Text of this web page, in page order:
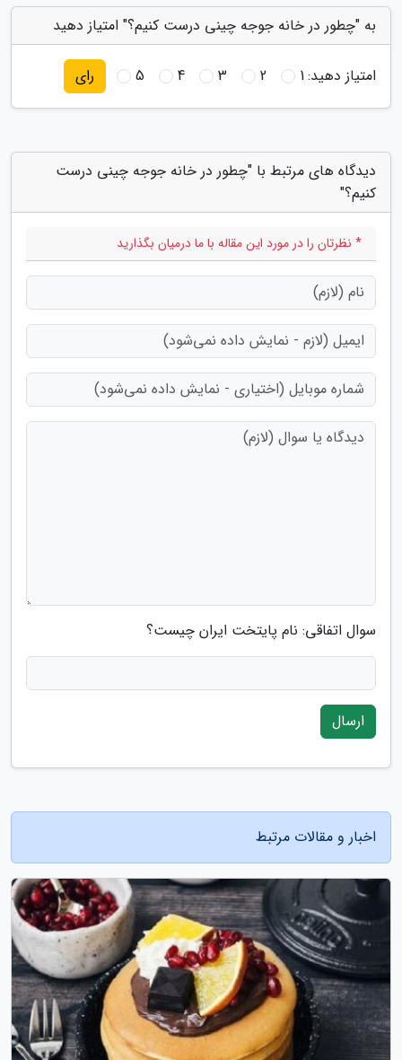
به "چطور در خانه جوجه چینی درست کنیم؟" امتیاز دهید
امتیاز دهید:1
2
3
4
5 رای
دیدگاه های مرتبط با "چطور در خانه جوجه چینی درست
کنیم؟"
* نظرتان را در مورد این مقاله با ما درمیان بگذارید
سوال اتفاقی: نام پایتخت ایران چیست؟
ارسال
اخبار و مقالات مرتبط